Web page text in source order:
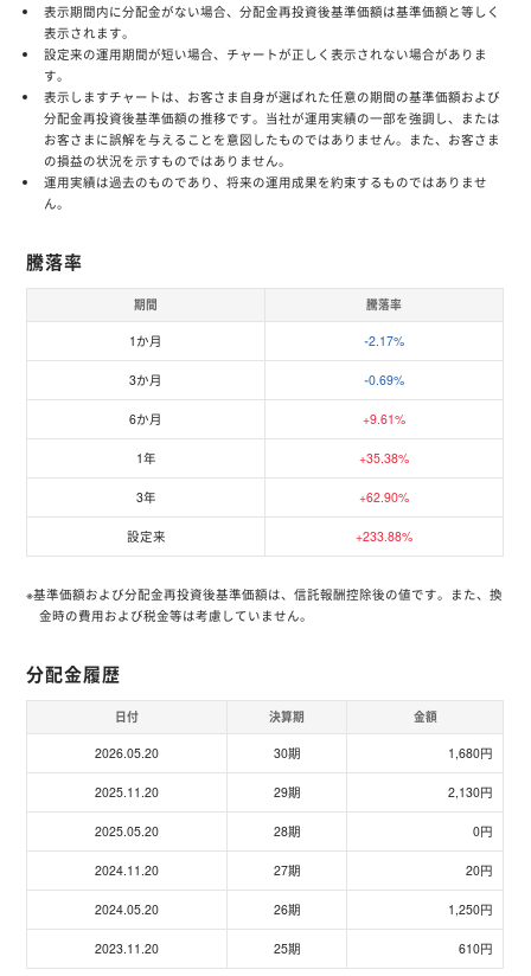
表示期間内に分配金がない場合、分配金再投資後基準価額は基準価額と等しく
表示されます。
設定来の運用期間が短い場合、チャートが正しく表示されない場合がありま
す。
表示しますチャートは、お客さま自身が選ばれた任意の期間の基準価額および
分配金再投資後基準価額の推移です。当社が運用実績の一部を強調し、または
お客さまに誤解を与えることを意図したものではありません。また、お客さま
の損益の状況を示すものではありません。
運用実績は過去のものであり、将来の運用成果を約束するものではありませ
ん。
騰落率
期間 騰落率
1か月 -2.17%
3か月 -0.69%
6か月 +9.61%
1年 +35.38%
3年 +62.90%
設定来 +233.88%
※基準価額および分配金再投資後基準価額は、信託報酬控除後の値です。また、換
金時の費用および税金等は考慮していません。
分配金履歴
日付 決算期 金額
2026.05.20 30期 1,680円
2025.11.20 29期 2,130円
2025.05.20 28期 0円
2024.11.20 27期 20円
2024.05.20 26期 1,250円
2023.11.20 25期 610円